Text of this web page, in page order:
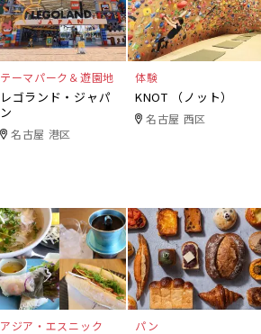
テーマパーク＆遊園地
レゴランド・ジャパ
ン
名古屋 港区
体験
KNOT （ノット）
名古屋 西区
アジア・エスニック パン